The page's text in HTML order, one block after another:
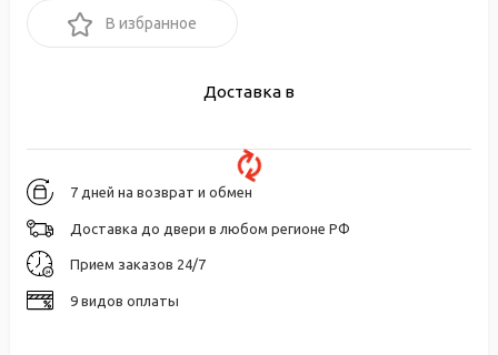
В избранное
Доставка в
7 дней на возврат и обмен
Доставка до двери в любом регионе РФ
Прием заказов 24/7
9 видов оплаты